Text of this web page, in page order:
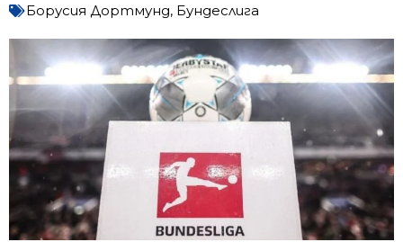
Борусия Дортмунд, Бундеслига